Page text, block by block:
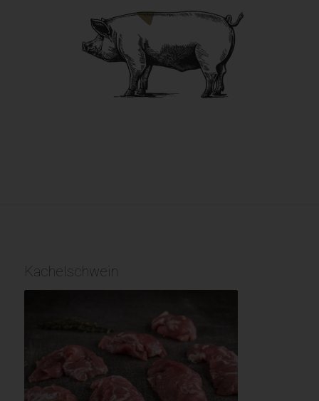
Kachelschwein